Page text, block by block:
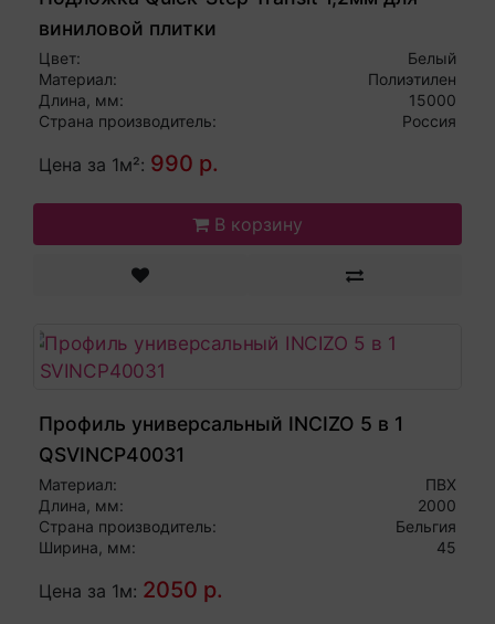
виниловой плитки
Цвет:
Белый
Материал:
Полиэтилен
Длина, мм:
15000
Страна производитель:
Россия
Цена за 1м²: 990 р.
В корзину
Профиль универсальный INCIZO 5 в 1
QSVINCP40031
Материал:
ПВХ
Длина, мм:
2000
Страна производитель:
Бельгия
Ширина, мм:
45
Цена за 1м: 2050 р.